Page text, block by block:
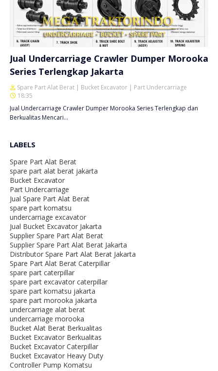
Jual Undercarriage Crawler Dumper Morooka
Series Terlengkap Jakarta
Spare Part Alat Berat | Bucket Excavator | Part Undercarriage
18:35
Jual Undercarriage Crawler Dumper Morooka Series Terlengkap dan
Berkualitas Mencari…
LABELS
Spare Part Alat Berat
spare part alat berat jakarta
Bucket Excavator
Part Undercarriage
Jual Spare Part Alat Berat
spare part komatsu
undercarriage excavator
Jual Bucket Excavator Jakarta
Supplier Spare Part Alat Berat
Supplier Spare Part Alat Berat Jakarta
Distributor Spare Part Alat Berat Jakarta
Spare Part Alat Berat Caterpillar
spare part caterpillar
spare part excavator caterpillar
spare part komatsu jakarta
spare part morooka jakarta
undercarriage alat berat
undercarriage morooka
Bucket Alat Berat Berkualitas
Bucket Excavator Berkualitas
Bucket Excavator Caterpillar
Bucket Excavator Heavy Duty
Controller Pump Komatsu